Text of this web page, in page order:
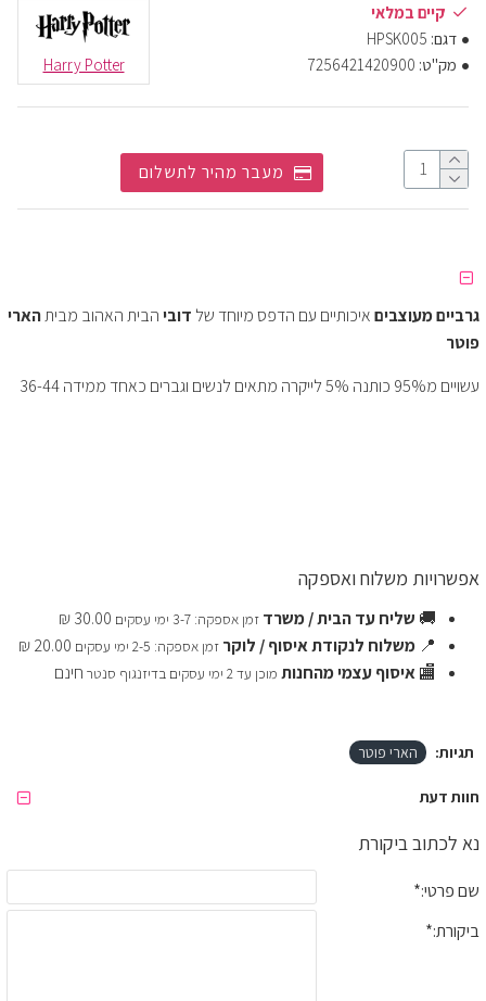
קיים במלאי
דגם: HPSK005
מק"ט: 7256421420900
Harry Potter
מעבר מהיר לתשלום
אפשרויות משלוח ואספקה
🚚 שליח עד הבית / משרד זמן אספקה: 3-7 ימי עסקים
30.00 ₪
📍 משלוח לנקודת איסוף / לוקר זמן אספקה: 2-5 ימי עסקים
20.00 ₪
🏬איסוף עצמי מהחנות מוכן עד 2 ימי עסקים בדיזנגוף סנטר חינם
גרביים מעוצביםאיכותיים עם הדפס מיוחד של דוביהביתהאהוב מביתהארי
פוטר
עשויים מ95% כותנה 5% לייקרה מתאים לנשים וגברים כאחד ממידה 36-44
תגיות: הארי פוטר
חוות דעת
נא לכתוב ביקורת
שם פרטי:
ביקורת: